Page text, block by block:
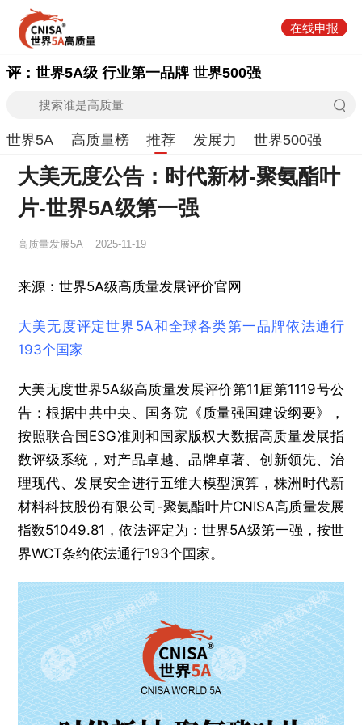
在线申报
评：世界5A级 行业第一品牌 世界500强
世界5A 高质量榜 推荐 发展力 世界500强
大美无度公告：时代新材-聚氨酯叶
片‌-世界5A级第一强
高质量发展5A 2025-11-19
来源：世界5A级高质量发展评价官网
大美无度评定世界5A和全球各类第一品牌依法通行
193个国家
大美无度世界5A级高质量发展评价第11届第1119号公
告：根据中共中央、国务院《质量强国建设纲要》，
按照联合国ESG准则和国家版权大数据高质量发展指
数评级系统，对产品卓越、品牌卓著、创新领先、治
理现代、发展安全进行五维大模型演算，株洲时代新
材料科技股份有限公司-聚氨酯叶片‌CNISA高质量发展
指数51049.81，依法评定为：世界5A级第一强，按世
界WCT条约依法通行193个国家。